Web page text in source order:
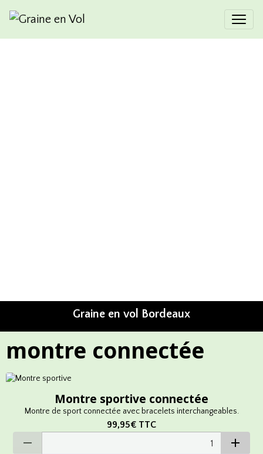
Graine en vol Bordeaux
montre connectée
Montre sportive connectée
Montre de sport connectée avec bracelets interchangeables.
99,95€ TTC